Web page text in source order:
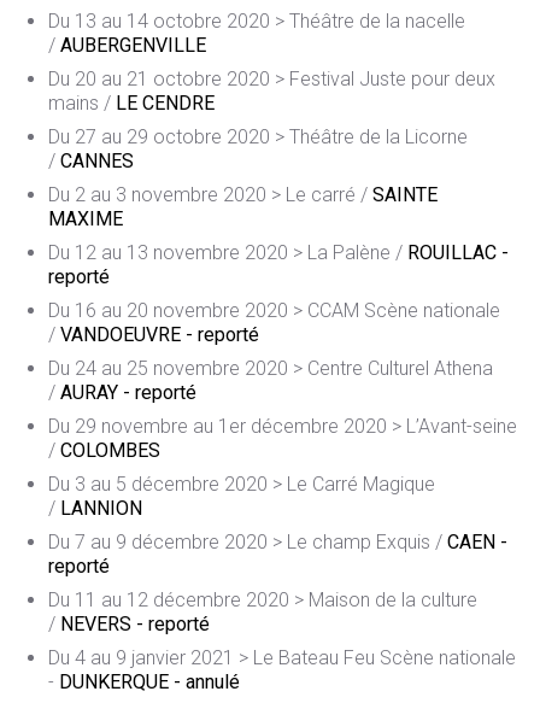
Du 13 au 14 octobre 2020 > Théâtre de la nacelle
/ AUBERGENVILLE
Du 20 au 21 octobre 2020 > Festival Juste pour deux
mains / LE CENDRE
Du 27 au 29 octobre 2020 > Théâtre de la Licorne
/ CANNES
Du 2 au 3 novembre 2020 > Le carré / SAINTE
MAXIME
Du 12 au 13 novembre 2020 > La Palène / ROUILLAC -
reporté
Du 16 au 20 novembre 2020 > CCAM Scène nationale
/ VANDOEUVRE - reporté
Du 24 au 25 novembre 2020 > Centre Culturel Athena
/ AURAY - reporté
Du 29 novembre au 1er décembre 2020 > L’Avant-seine
/ COLOMBES
Du 3 au 5 décembre 2020 > Le Carré Magique
/ LANNION
Du 7 au 9 décembre 2020 > Le champ Exquis / CAEN -
reporté
Du 11 au 12 décembre 2020 > Maison de la culture
/ NEVERS - reporté
Du 4 au 9 janvier 2021 > Le Bateau Feu Scène nationale
- DUNKERQUE - annulé